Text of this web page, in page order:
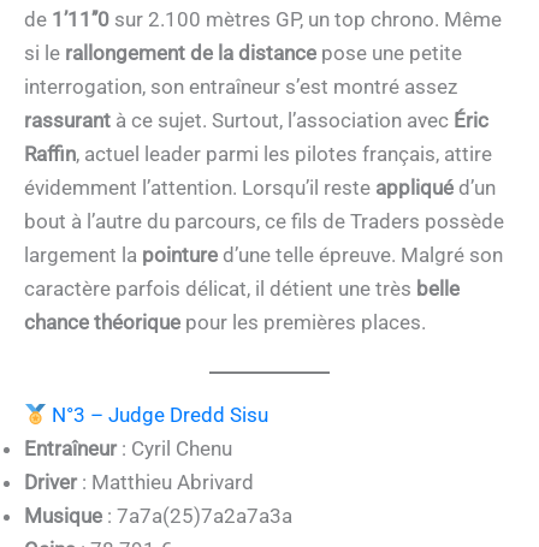
de 1’11’’0 sur 2.100 mètres GP, un top chrono. Même
si le rallongement de la distance pose une petite
interrogation, son entraîneur s’est montré assez
rassurant à ce sujet. Surtout, l’association avec Éric
Raffin, actuel leader parmi les pilotes français, attire
évidemment l’attention. Lorsqu’il reste appliqué d’un
bout à l’autre du parcours, ce fils de Traders possède
largement la pointure d’une telle épreuve. Malgré son
caractère parfois délicat, il détient une très belle
chance théorique pour les premières places.
N°3 – Judge Dredd Sisu
Entraîneur: Cyril Chenu
Driver: Matthieu Abrivard
Musique : 7a7a(25)7a2a7a3a